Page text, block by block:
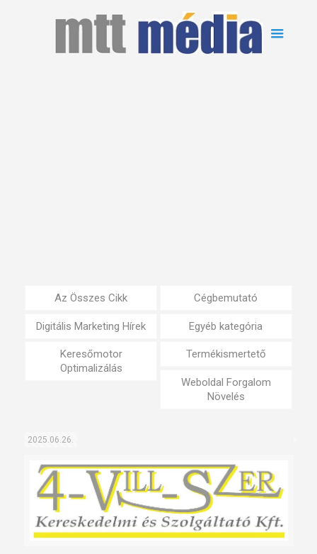
Az Összes Cikk Cégbemutató
Digitális Marketing Hírek Egyéb kategória
Keresőmotor
Optimalizálás
Termékismertető
Weboldal Forgalom
Növelés
2025.06.26.